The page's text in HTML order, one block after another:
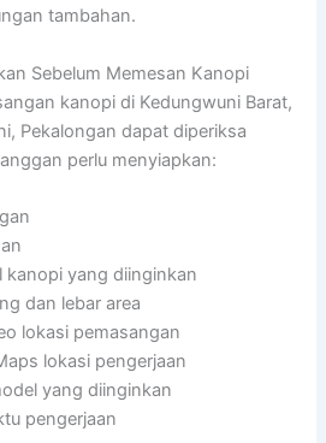
tambahan.
Sebelum Memesan Kanopi
kanopi di Kedungwuni Barat,
Pekalongan dapat diperiksa
perlu menyiapkan:
kanopi yang diinginkan
dan lebar area
lokasi pemasangan
lokasi pengerjaan
yang diinginkan
pengerjaan